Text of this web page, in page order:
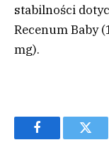
stabilności
Recenum Baby
mg).
Facebook